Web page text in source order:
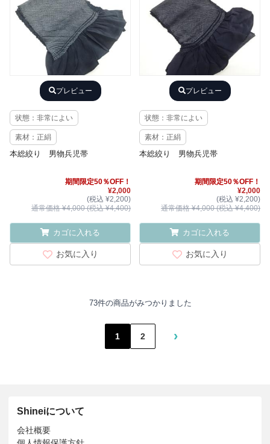
プレビュー
状態：非常によい
素材：正絹
本総絞り 男物兵児帯
期間限定50％OFF！
¥2,000
(税込 ¥2,200)
通常価格 ¥4,000 (税込 ¥4,400)
カゴに入れる
お気に入り
プレビュー
状態：非常によい
素材：正絹
本総絞り 男物兵児帯
期間限定50％OFF！
¥2,000
(税込 ¥2,200)
通常価格 ¥4,000 (税込 ¥4,400)
カゴに入れる
お気に入り
73件の商品がみつかりました
1 2 ›
Shineiについて
会社概要